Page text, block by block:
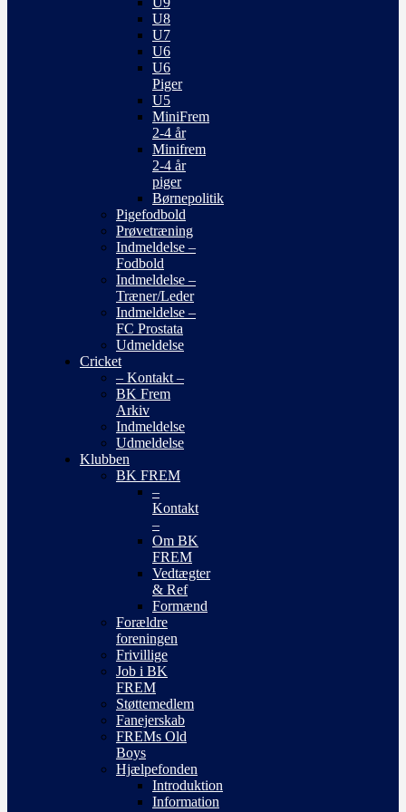
U8
U7
U6
U6
Piger
U5
MiniFrem
2-4 år
Minifrem
2-4 år
piger
Børnepolitik
Pigefodbold
Prøvetræning
Indmeldelse –
Fodbold
Indmeldelse –
Træner/Leder
Indmeldelse –
FC Prostata
Udmeldelse
Cricket
– Kontakt –
BK Frem
Arkiv
Indmeldelse
Udmeldelse
Klubben
BK FREM
–
Kontakt
–
Om BK
FREM
Vedtægter
& Ref
Formænd
Forældre
foreningen
Frivillige
Job i BK
FREM
Støttemedlem
Fanejerskab
FREMs Old
Boys
Hjælpefonden
Introduktion
Information